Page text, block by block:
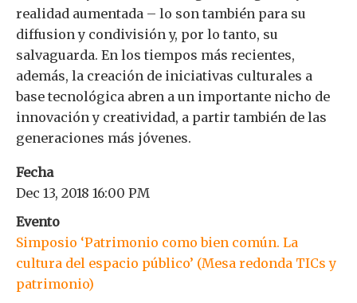
realidad aumentada – lo son también para su
diffusion y condivisión y, por lo tanto, su
salvaguarda. En los tiempos más recientes,
además, la creación de iniciativas culturales a
base tecnológica abren a un importante nicho de
innovación y creatividad, a partir también de las
generaciones más jóvenes.
Fecha
Dec 13, 2018 16:00 PM
Evento
Simposio ‘Patrimonio como bien común. La
cultura del espacio público’ (Mesa redonda TICs y
patrimonio)